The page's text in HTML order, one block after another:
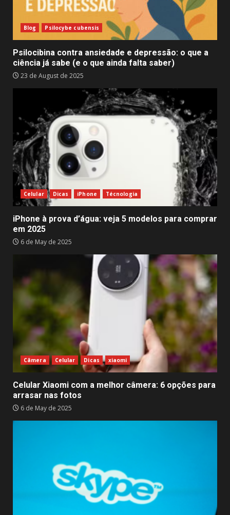
Blog Psilocybe cubensis
Psilocibina contra ansiedade e depressão: o que a
ciência já sabe (e o que ainda falta saber)
23 de August de 2025
Celular Dicas iPhone Técnologia
iPhone à prova d’água: veja 5 modelos para comprar
em 2025
6 de May de 2025
Câmera Celular Dicas xiaomi
Celular Xiaomi com a melhor câmera: 6 opções para
arrasar nas fotos
6 de May de 2025